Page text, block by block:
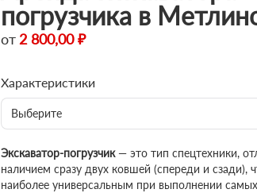
погрузчика в
от 2 800,00 ₽
Характеристики
Выберите
Экскаватор-погрузчик— это тип спецтехники,
наличием сразу двух ковшей (спереди и сзади),
наиболее универсальным при выполнении